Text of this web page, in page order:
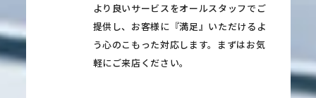
より良いサービスをオールスタッフでご
提供し、お客様に『満足』いただけるよ
う心のこもった対応します。まずはお気
軽にご来店ください。